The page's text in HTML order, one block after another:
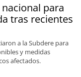
para
tras recientes
a la Subdere para
y medidas
afectados.